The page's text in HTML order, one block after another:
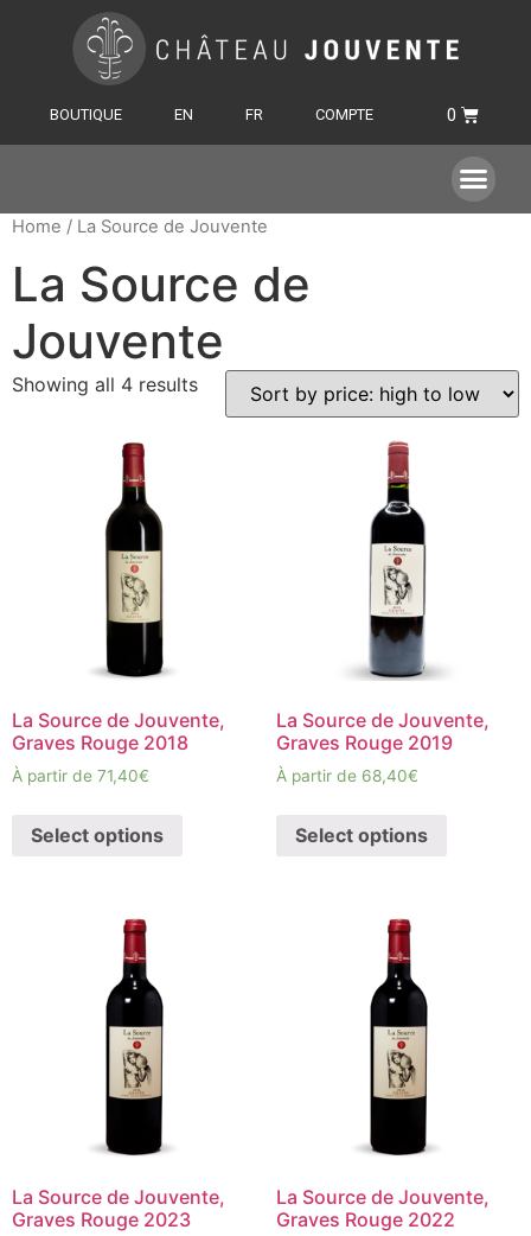
BOUTIQUE EN FR COMPTE
Home / La Source de Jouvente
La Source de
Jouvente
Showing all 4 results
La Source de Jouvente,
Graves Rouge 2018
À partir de 71,40€
Select options
La Source de Jouvente,
Graves Rouge 2019
À partir de 68,40€
Select options
La Source de Jouvente,
Graves Rouge 2023
La Source de Jouvente,
Graves Rouge 2022